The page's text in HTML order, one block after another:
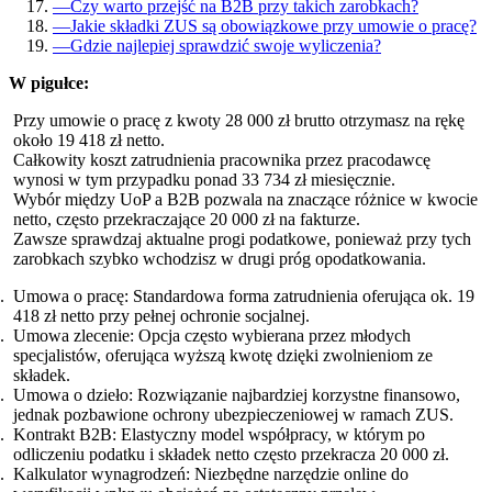
—Czy warto przejść na B2B przy takich zarobkach?
—Jakie składki ZUS są obowiązkowe przy umowie o pracę?
—Gdzie najlepiej sprawdzić swoje wyliczenia?
W pigułce:
Przy umowie o pracę z kwoty 28 000 zł brutto otrzymasz na rękę
około 19 418 zł netto.
Całkowity koszt zatrudnienia pracownika przez pracodawcę
wynosi w tym przypadku ponad 33 734 zł miesięcznie.
Wybór między UoP a B2B pozwala na znaczące różnice w kwocie
netto, często przekraczające 20 000 zł na fakturze.
Zawsze sprawdzaj aktualne progi podatkowe, ponieważ przy tych
zarobkach szybko wchodzisz w drugi próg opodatkowania.
Umowa o pracę: Standardowa forma zatrudnienia oferująca ok. 19
418 zł netto przy pełnej ochronie socjalnej.
Umowa zlecenie: Opcja często wybierana przez młodych
specjalistów, oferująca wyższą kwotę dzięki zwolnieniom ze
składek.
Umowa o dzieło: Rozwiązanie najbardziej korzystne finansowo,
jednak pozbawione ochrony ubezpieczeniowej w ramach ZUS.
Kontrakt B2B: Elastyczny model współpracy, w którym po
odliczeniu podatku i składek netto często przekracza 20 000 zł.
Kalkulator wynagrodzeń: Niezbędne narzędzie online do